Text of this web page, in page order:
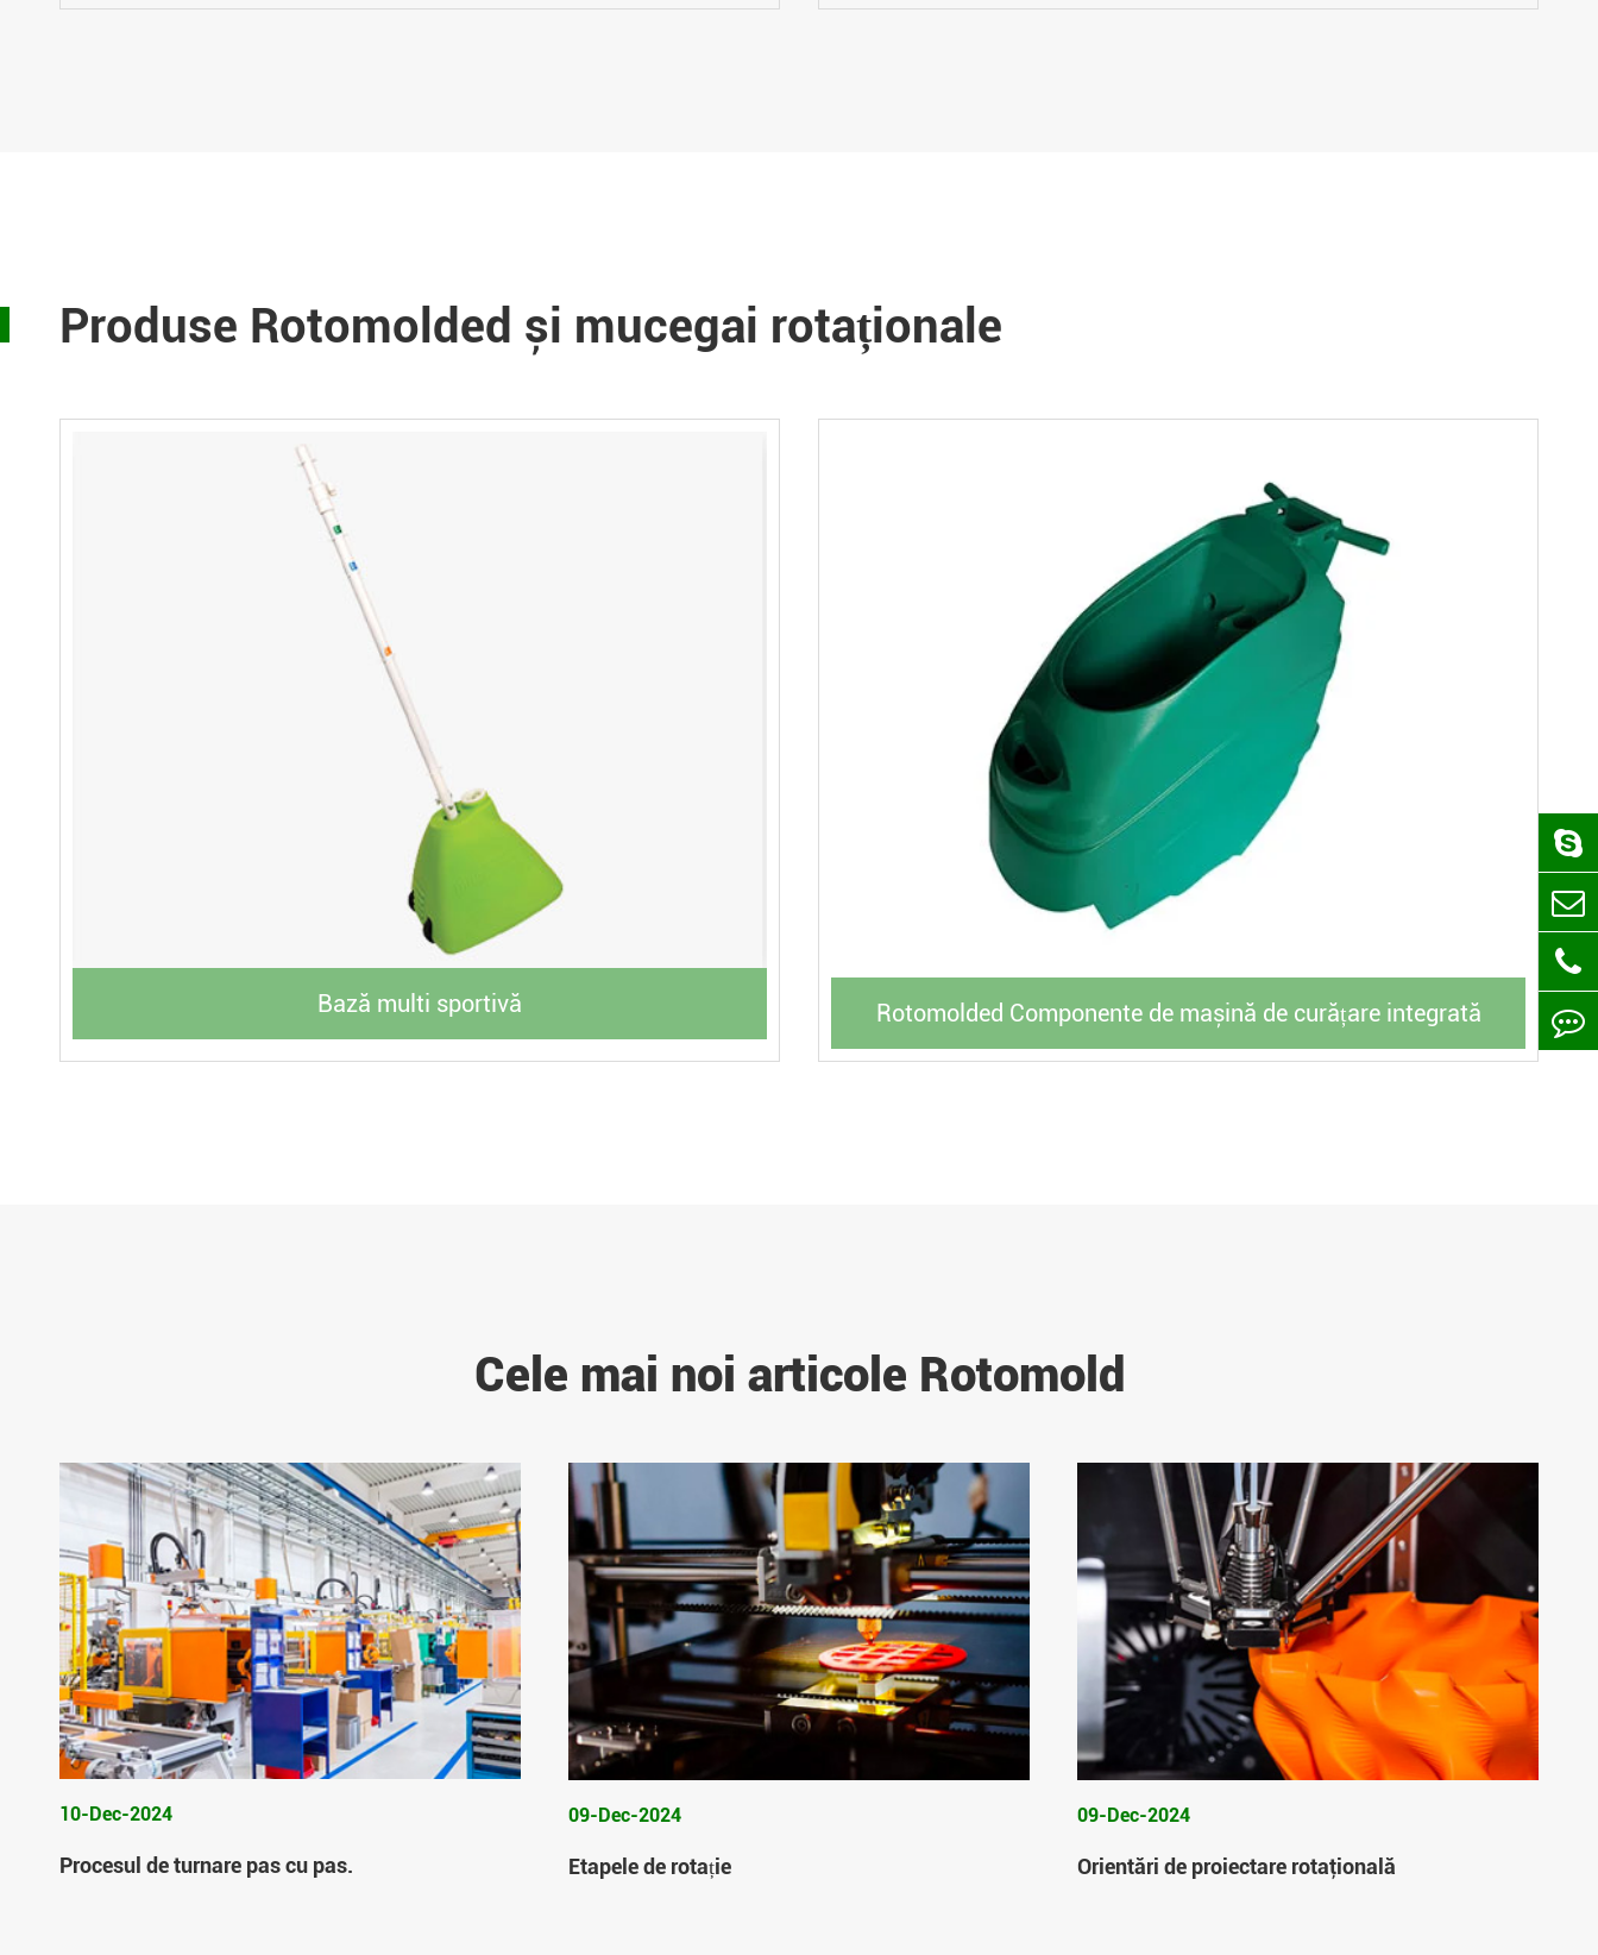
Produse Rotomolded și mucegai rotaționale
Bază multi sportivă Rotomolded Componente de mașină de curățare integrată
Cele mai noi articole Rotomold
10-Dec-2024
Procesul de turnare pas cu pas.
09-Dec-2024
Etapele de rotație
09-Dec-2024
Orientări de proiectare rotaţională